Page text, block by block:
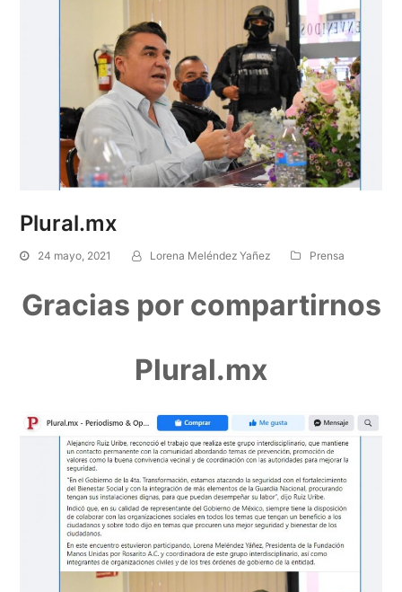
Plural.mx
24 mayo, 2021 Lorena Meléndez Yañez Prensa
Gracias por compartirnos
Plural.mx